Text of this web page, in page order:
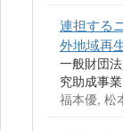
連担する
外地域再
一般財団
究助成事
福本優, 松